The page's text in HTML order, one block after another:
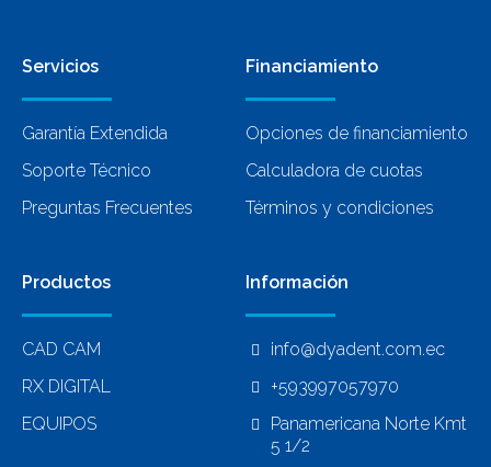
Servicios
Garantía Extendida
Soporte Técnico
Preguntas Frecuentes
Financiamiento
Opciones de financiamiento
Calculadora de cuotas
Términos y condiciones
Productos
CAD CAM
RX DIGITAL
EQUIPOS
Información
info@dyadent.com.ec
+593997057970
Panamericana Norte Kmt
5 1/2